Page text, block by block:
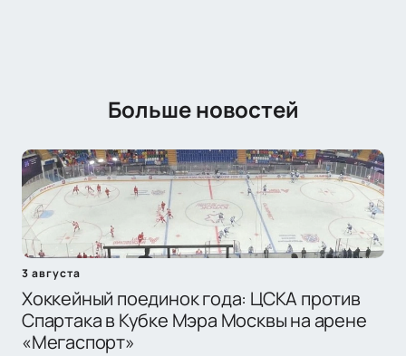
Больше новостей
3 августа
Хоккейный поединок года: ЦСКА против
Спартака в Кубке Мэра Москвы на арене
«Мегаспорт»